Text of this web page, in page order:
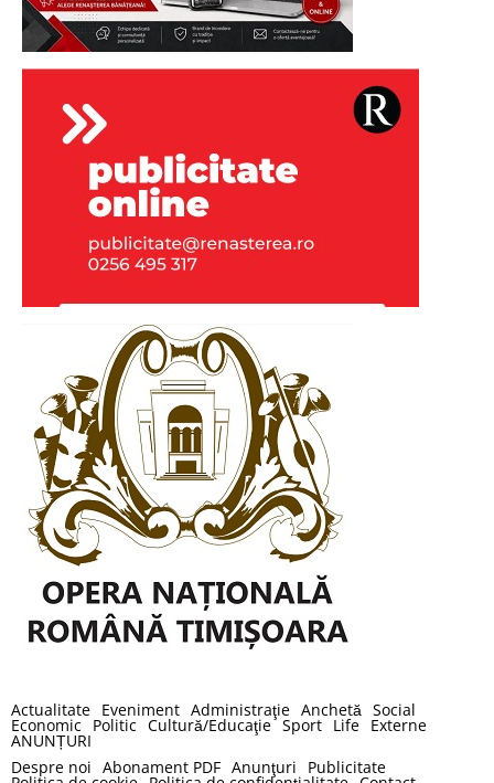
Actualitate Eveniment Administraţie Anchetă Social
Economic Politic Cultură/Educaţie Sport Life Externe
ANUNȚURI
Despre noi Abonament PDF Anunţuri Publicitate